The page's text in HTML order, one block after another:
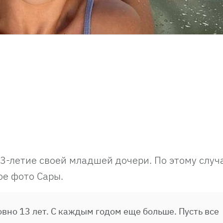
летие своей младшей дочери. По этому
фото Сары.
13 лет. С каждым годом еще больше. Пусть все